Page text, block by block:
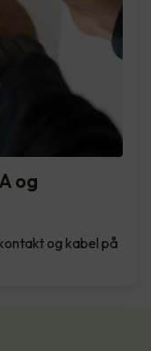
og
og kabel på